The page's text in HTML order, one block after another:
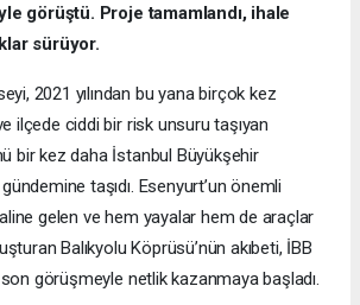
görüştü. Proje tamamlandı, ihale
sürüyor.
2021 yılından bu yana birçok kez
ilçede ciddi bir risk unsuru taşıyan
bir kez daha İstanbul Büyükşehir
taşıdı. Esenyurt’un önemli
gelen ve hem yayalar hem de araçlar
Balıkyolu Köprüsü’nün akıbeti, İBB
görüşmeyle netlik kazanmaya başladı.